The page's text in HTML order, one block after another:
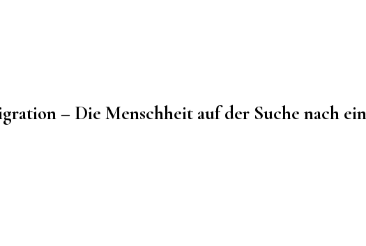
– Die Menschheit auf der Suche nach